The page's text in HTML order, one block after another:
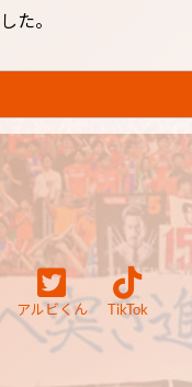
た。
アルビくん TikTok